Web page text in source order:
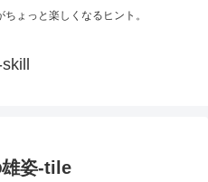
ょっと楽しくなるヒント。
姿-tile